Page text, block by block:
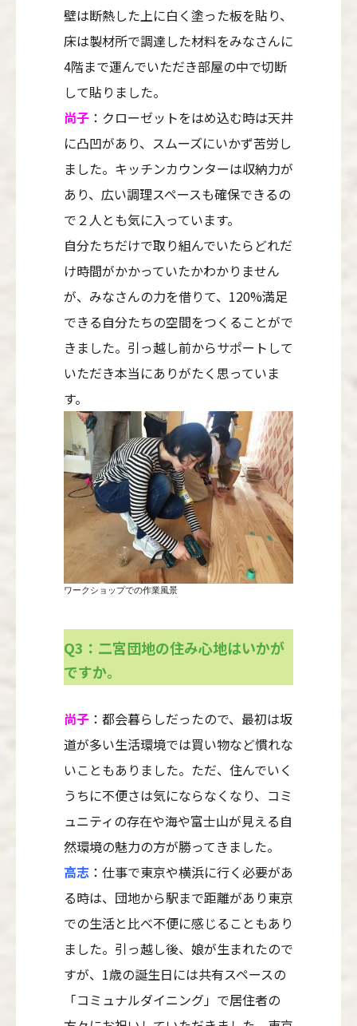
壁は断熱した上に白く塗った板を貼り、
床は製材所で調達した材料をみなさんに
4階まで運んでいただき部屋の中で切断
して貼りました。
尚子 ：クローゼットをはめ込む時は天井
に凸凹があり、スムーズにいかず苦労し
ました。キッチンカウンターは収納力が
あり、広い調理スペースも確保できるの
で２人とも気に入っています。
自分たちだけで取り組んでいたらどれだ
け時間がかかっていたかわかりません
が、みなさんの力を借りて、120%満足
できる自分たちの空間をつくることがで
きました。引っ越し前からサポートして
いただき本当にありがたく思っていま
す。
ワークショップでの作業風景
Q3：二宮団地の住み心地はいかが
ですか。
尚子 ：都会暮らしだったので、最初は坂
道が多い生活環境では買い物など慣れな
いこともありました。ただ、住んでいく
うちに不便さは気にならなくなり、コミ
ュニティの存在や海や富士山が見える自
然環境の魅力の方が勝ってきました。
高志 ：仕事で東京や横浜に行く必要があ
る時は、団地から駅まで距離があり東京
での生活と比べ不便に感じることもあり
ました。引っ越し後、娘が生まれたので
すが、1歳の誕生日には共有スペースの
「コミュナルダイニング」で居住者の